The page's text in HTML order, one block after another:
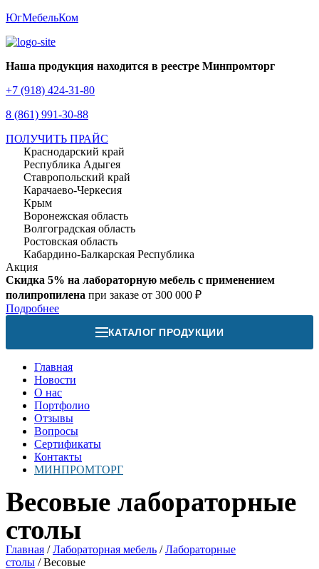
ЮгМебельКом
Наша продукция находится в реестре Минпромторг
+7 (918) 424-31-80
8 (861) 991-30-88
ПОЛУЧИТЬ ПРАЙС
Краснодарский край
Республика Адыгея
Ставропольский край
Карачаево-Черкесия
Крым
Воронежская область
Волгоградская область
Ростовская область
Кабардино-Балкарская Республика
Акция
Скидка 5% на лабораторную мебель с применением
полипропилена при заказе от 300 000 ₽
Подробнее
КАТАЛОГ ПРОДУКЦИИ
Главная
Новости
О нас
Портфолио
Отзывы
Вопросы
Сертификаты
Контакты
МИНПРОМТОРГ
Весовые лабораторные
столы
Главная /Лабораторная мебель /Лабораторные
столы / Весовые